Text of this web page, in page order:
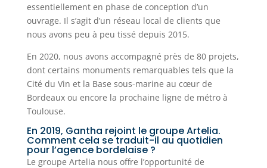
essentiellement en phase de conception d’un
ouvrage. Il s’agit d’un réseau local de clients que
nous avons peu à peu tissé depuis 2015.
En 2020, nous avons accompagné près de 80 projets,
dont certains monuments remarquables tels que la
Cité du Vin et la Base sous-marine au cœur de
Bordeaux ou encore la prochaine ligne de métro à
Toulouse.
En 2019, Gantha rejoint le groupe Artelia.
Comment cela se traduit-il au quotidien
pour l’agence bordelaise ?
Le groupe Artelia nous offre l’opportunité de